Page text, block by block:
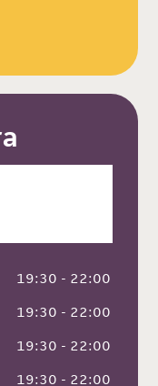
19:30 - 22:00
19:30 - 22:00
19:30 - 22:00
19:30 - 22:00